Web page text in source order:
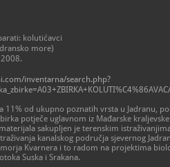
kolutićavci
more)
inventarna/search.php?
11% od ukupno poznatih vrsta u Jadranu,
potječe uglavnom iz Mađarske
sakupljen je terenskim
kanalskog područja sjevernog
Kvarnera i to radom na projektima
Suska i Srakana.